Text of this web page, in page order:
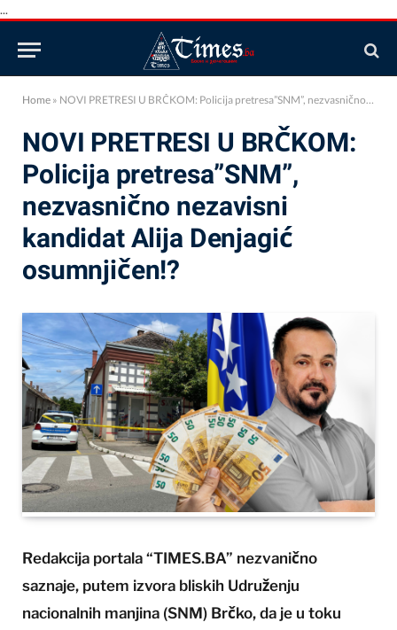
...
Home » NOVI PRETRESI U BRČKOM: Policija pretresa”SNM”, nezvasnično nezavisni kandidat Alija Denjagić osumnjičen!?
NOVI PRETRESI U BRČKOM:
Policija pretresa”SNM”,
nezvasnično nezavisni
kandidat Alija Denjagić
osumnjičen!?
Redakcija portala “TIMES.BA” nezvanično
saznaje, putem izvora bliskih Udruženju
nacionalnih manjina (SNM) Brčko, da je u toku